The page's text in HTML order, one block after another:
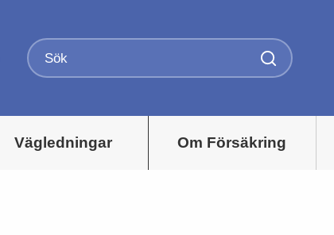
Vägledningar Om Försäkring